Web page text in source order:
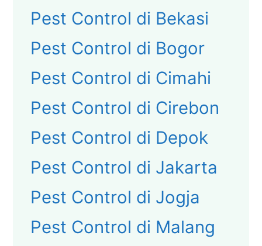
Pest Control di Bekasi
Pest Control di Bogor
Pest Control di Cimahi
Pest Control di Cirebon
Pest Control di Depok
Pest Control di Jakarta
Pest Control di Jogja
Pest Control di Malang